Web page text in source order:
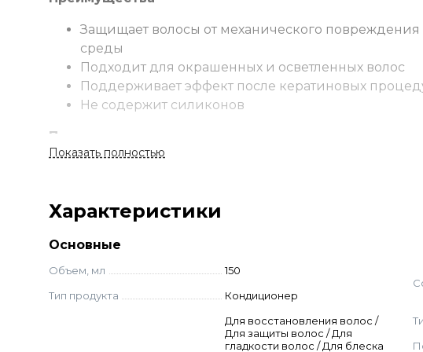
Защищает волосы от механического
среды
Подходит для окрашенных и осветленных волос
Поддерживает эффект после кератиновых
Не содержит силиконов
Применение
Состав
Пшеничные протеины
Глицерин
Витамин Е
Увлажняющая молекула РСА
Показать полностью
Характеристики
Основные
Объем, мл
150
Тип продукта
Кондиционер
Для восстановления волос /
Для защиты волос / Для
гладкости волос / Для блеска